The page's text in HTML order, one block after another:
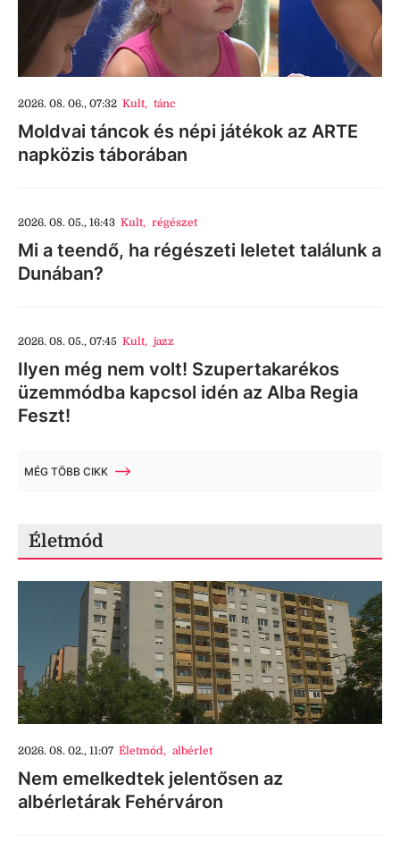
2026. 08. 06., 07:32 Kult, tánc
Moldvai táncok és népi játékok az ARTE
napközis táborában
2026. 08. 05., 16:43 Kult, régészet
Mi a teendő, ha régészeti leletet találunk a
Dunában?
2026. 08. 05., 07:45 Kult, jazz
Ilyen még nem volt! Szupertakarékos
üzemmódba kapcsol idén az Alba Regia
Feszt!
MÉG TÖBB CIKK
Életmód
2026. 08. 02., 11:07 Életmód, albérlet
Nem emelkedtek jelentősen az
albérletárak Fehérváron